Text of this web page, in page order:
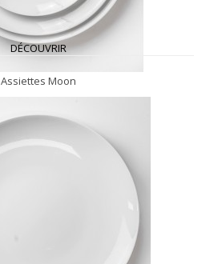
DÉCOUVRIR
Assiettes Moon